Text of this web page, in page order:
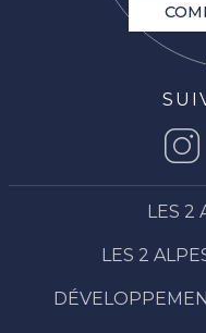
LES 2
LES 2